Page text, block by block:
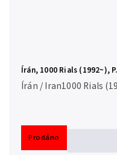
Írán, 1000 Rials (1992~),
Írán / Iran1000 Rials
Prodáno